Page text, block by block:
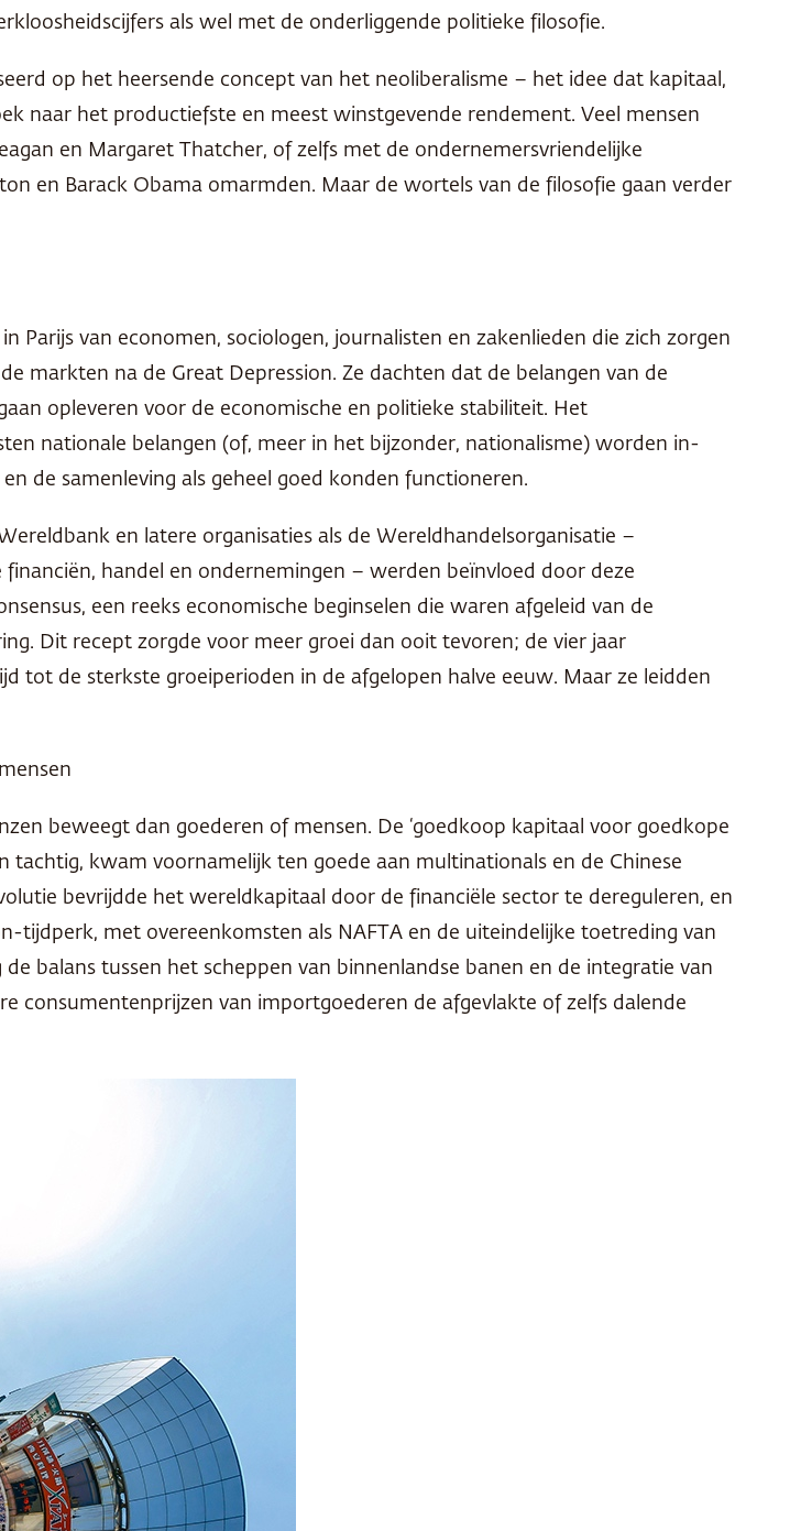
als wel met de onderliggende politieke filosofie.
op het heersende concept van het neoliberalisme – het idee dat kapitaal,
naar het productiefste en meest winstgevende rendement. Veel mensen
en Margaret Thatcher, of zelfs met de ondernemersvriendelijke
en Barack Obama omarmden. Maar de wortels van de filosofie gaan verder
Parijs van economen, sociologen, journalisten en zakenlieden die zich zorgen
markten na de Great Depression. Ze dachten dat de belangen van de
opleveren voor de economische en politieke stabiliteit. Het
nationale belangen (of, meer in het bijzonder, nationalisme) worden in-
de samenleving als geheel goed konden functioneren.
en latere organisaties als de Wereldhandelsorganisatie –
handel en ondernemingen – werden beïnvloed door deze
een reeks economische beginselen die waren afgeleid van de
Dit recept zorgde voor meer groei dan ooit tevoren; de vier jaar
tot de sterkste groeiperioden in de afgelopen halve eeuw. Maar ze leidden
beweegt dan goederen of mensen. De ‘goedkoop kapitaal voor goedkope
tachtig, kwam voornamelijk ten goede aan multinationals en de Chinese
bevrijdde het wereldkapitaal door de financiële sector te dereguleren, en
tijdperk, met overeenkomsten als NAFTA en de uiteindelijke toetreding van
balans tussen het scheppen van binnenlandse banen en de integratie van
consumentenprijzen van importgoederen de afgevlakte of zelfs dalende